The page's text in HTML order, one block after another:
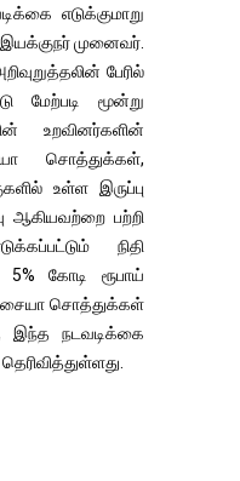
எடுக்குமாறு
முனைவர்.
பேரில்
மேற்படி மூன்று
உறவினர்களின்
சொத்துக்கள்,
உள்ள இருப்பு
ஆகியவற்றை பற்றி
நிதி
5% கோடி ரூபாய்
சொத்துக்கள்
இந்த நடவடிக்கை